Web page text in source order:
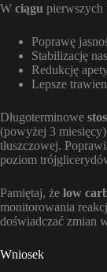
W ciągu pierwszych
Poprawę
Stabilizację
Redukcję
Lepsze
Długoterminowe
(powyżej 3
tłuszczowej.
poziom
Pamiętaj, że low
monitorowania
doświadczać zmian
Wniosek